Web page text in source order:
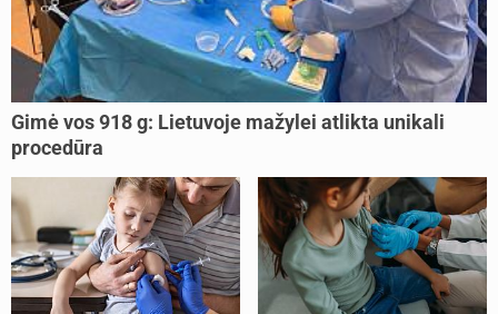
Gimė vos 918 g: Lietuvoje mažylei atlikta unikali
procedūra